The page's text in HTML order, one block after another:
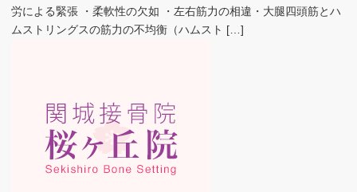
労による緊張 ・柔軟性の欠如 ・左右筋力の相違・大腿四頭筋とハ
ムストリングスの筋力の不均衡（ハムスト […]